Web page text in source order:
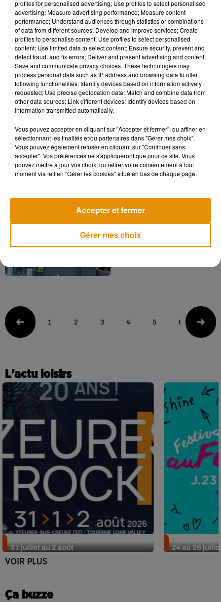
spécialiste du camping-
car à...
Road trip FORUM : V17,
Road trip FORUM :
partez à l’aventure avec
V17, spécialiste du...
1 2 3 4 5 6
L'actu loisirs
31 juillet au 2 août
24 au 26
VOIR PLUS
Ça buzze
profiles for personalised advertising; Use profiles to select personalised
advertising; Measure advertising performance; Measure content
performance; Understand audiences through statistics or combinations
of data from different sources; Develop and improve services; Create
profiles to personalise content; Use profiles to select personalised
content; Use limited data to select content; Ensure security, prevent and
detect fraud, and fix errors; Deliver and present advertising and content;
Save and communicate privacy choices. These technologies may
process personal data such as IP address and browsing data to offer
following functionalities: Identify devices based on information actively
requested; Use precise geolocation data; Match and combine data from
other data sources; Link different devices; Identify devices based on
information transmitted automatically.
Vous pouvez accepter en cliquant sur "Accepter et fermer", ou affiner en
sélectionnant les finalités et/ou partenaires dans "Gérer mes choix".
Vous pouvez également refuser en cliquant sur "Continuer sans
accepter". Vos préférences ne s'appliqueront que pour ce site. Vous
pouvez mettre à jour vos choix, ou retirer votre consentement à tout
moment via le lien "Gérer les cookies" situé en bas de chaque page.
Gérer mes choix
Accepter et fermer